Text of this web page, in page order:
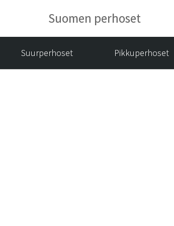
Suomen perhoset
Suurperhoset Pikkuperhoset